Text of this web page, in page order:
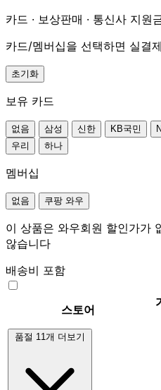
카드 · 보상판매 · 통신사 지
카드/멤버십을 선택하면 실결
초기화
보유 카드
없음 삼성 신한 KB국민
우리
하나
멤버십
없음 쿠팡 와우
이 상품은 와우회원 할인가가
않습니다
배송비 포함
스토어
품절 11개 더보기